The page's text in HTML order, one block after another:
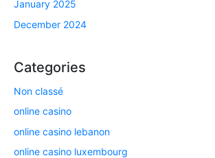
January 2025
December 2024
Categories
Non classé
online casino
online casino lebanon
online casino luxembourg